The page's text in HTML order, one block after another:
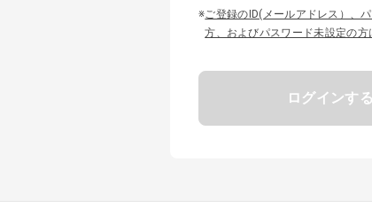
※ご登録のID(メールアドレス）、
方、およびパスワード未設定の方
ログインする